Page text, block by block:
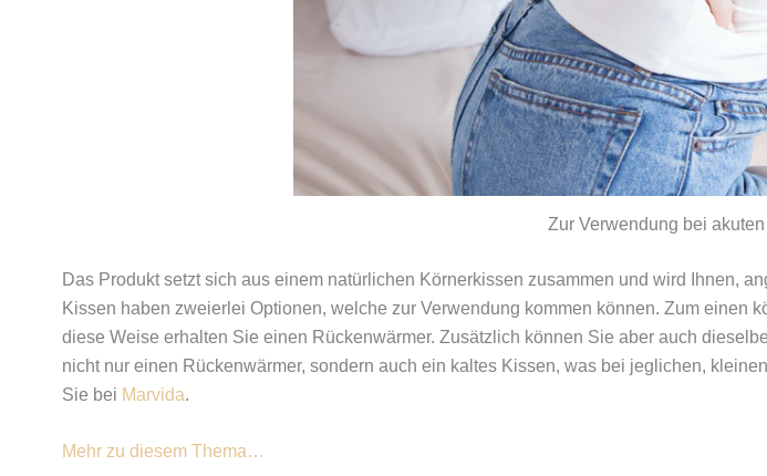
Zur Verwendung bei
Das Produkt setzt sich aus einem natürlichen Körnerkissen zusammen und wird Ihnen,
Kissen haben zweierlei Optionen, welche zur Verwendung kommen können. Zum einen
diese Weise erhalten Sie einen Rückenwärmer. Zusätzlich können Sie aber auch
nicht nur einen Rückenwärmer, sondern auch ein kaltes Kissen, was bei jeglichen,
Sie bei Marvida.
Mehr zu diesem Thema…